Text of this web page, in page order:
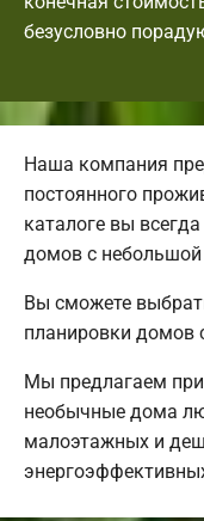
безусловно
Наша компания
постоянного
каталоге вы
домов с
Вы сможете
планировки домов
Мы предлагаем
необычные дома
малоэтажных и